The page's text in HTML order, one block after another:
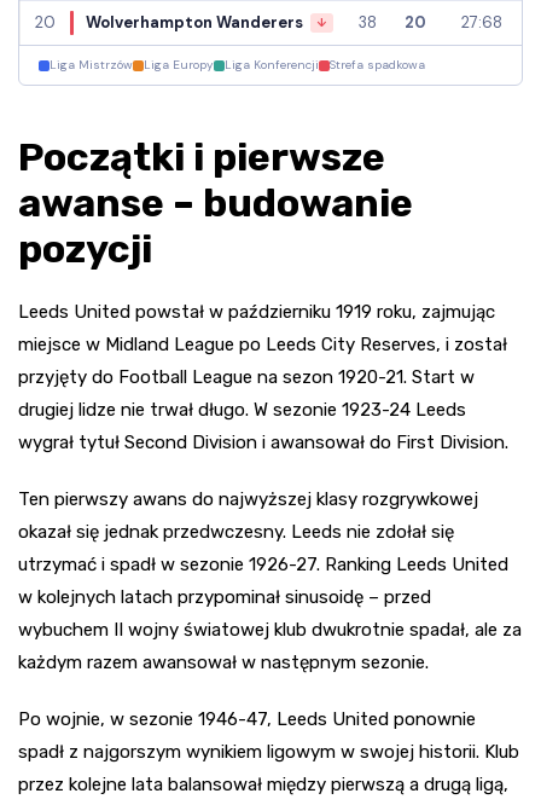
20 Wolverhampton Wanderers ↓ 38 20 27:68
Liga Mistrzów Liga Europy Liga Konferencji Strefa spadkowa
Początki i pierwsze
awanse – budowanie
pozycji
Leeds United powstał w październiku 1919 roku, zajmując
miejsce w Midland League po Leeds City Reserves, i został
przyjęty do Football League na sezon 1920-21. Start w
drugiej lidze nie trwał długo. W sezonie 1923-24 Leeds
wygrał tytuł Second Division i awansował do First Division.
Ten pierwszy awans do najwyższej klasy rozgrywkowej
okazał się jednak przedwczesny. Leeds nie zdołał się
utrzymać i spadł w sezonie 1926-27. Ranking Leeds United
w kolejnych latach przypominał sinusoidę – przed
wybuchem II wojny światowej klub dwukrotnie spadał, ale za
każdym razem awansował w następnym sezonie.
Po wojnie, w sezonie 1946-47, Leeds United ponownie
spadł z najgorszym wynikiem ligowym w swojej historii. Klub
przez kolejne lata balansował między pierwszą a drugą ligą,